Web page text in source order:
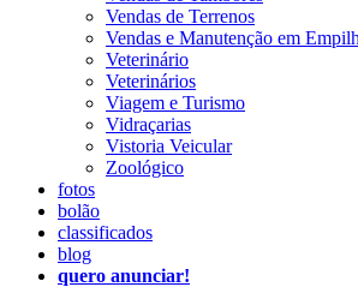
Vendas de Terrenos
Vendas e Manutenção em
Veterinário
Veterinários
Viagem e Turismo
Vidraçarias
Vistoria Veicular
Zoológico
fotos
bolão
classificados
blog
quero anunciar!